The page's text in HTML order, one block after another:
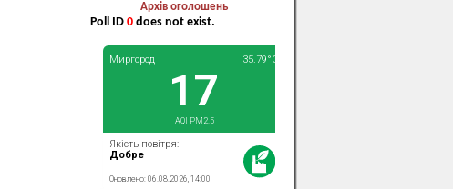
Архів оголошень
Poll ID 0 does not exist.